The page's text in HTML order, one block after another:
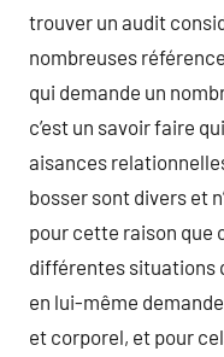
trouver un audit
nombreuses
qui demande un
c’est un savoir faire
aisances
bosser sont divers et
pour cette raison que
différentes situations
en lui-même
et corporel, et pour